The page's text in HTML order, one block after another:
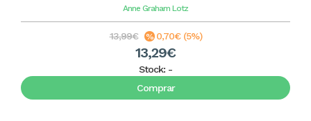
Anne Graham Lotz
13,99€ 0,70€ (5%)
13,29€
Stock: -
Comprar